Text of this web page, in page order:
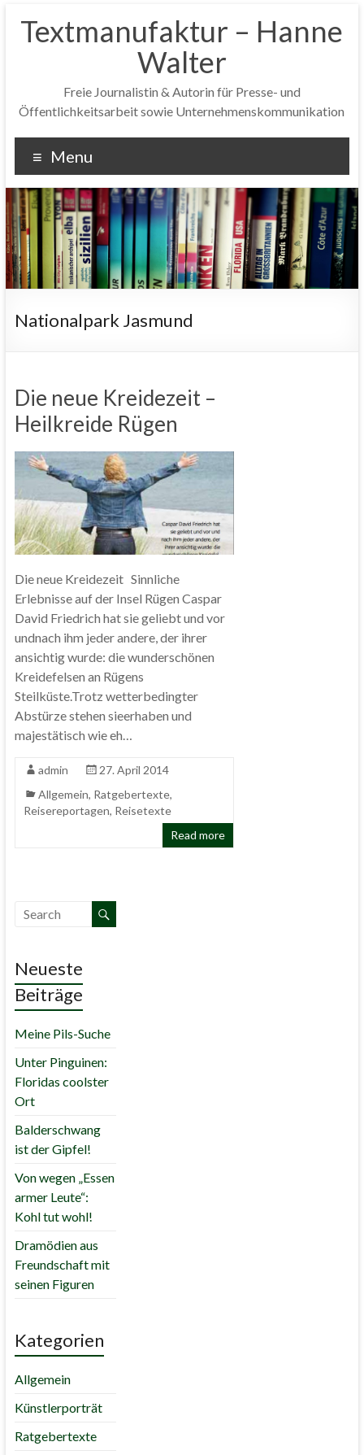
Textmanufaktur – Hanne
Walter
Freie Journalistin & Autorin für Presse- und
Öffentlichkeitsarbeit sowie Unternehmenskommunikation
Menu
Nationalpark Jasmund
Die neue Kreidezeit –
Heilkreide Rügen
Die neue Kreidezeit Sinnliche
Erlebnisse auf der Insel Rügen Caspar
David Friedrich hat sie geliebt und vor
undnach ihm jeder andere, der ihrer
ansichtig wurde: die wunderschönen
Kreidefelsen an Rügens
Steilküste.Trotz wetterbedingter
Abstürze stehen sieerhaben und
majestätisch wie eh…
admin
27. April 2014
Allgemein, Ratgebertexte,
Reisereportagen, Reisetexte
Read more
Neueste
Beiträge
Meine Pils-Suche
Unter Pinguinen:
Floridas coolster
Ort
Balderschwang
ist der Gipfel!
Von wegen „Essen
armer Leute“:
Kohl tut wohl!
Dramödien aus
Freundschaft mit
seinen Figuren
Kategorien
Allgemein
Künstlerporträt
Ratgebertexte